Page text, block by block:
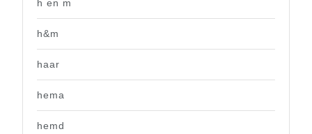
h en m
h&m
haar
hema
hemd